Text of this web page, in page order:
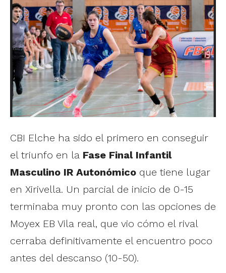
CBI Elche ha sido el primero en conseguir
el triunfo en la Fase Final Infantil
Masculino IR Autonómico que tiene lugar
en Xirivella. Un parcial de inicio de 0-15
terminaba muy pronto con las opciones de
Moyex EB Vila real, que vio cómo el rival
cerraba definitivamente el encuentro poco
antes del descanso (10-50).